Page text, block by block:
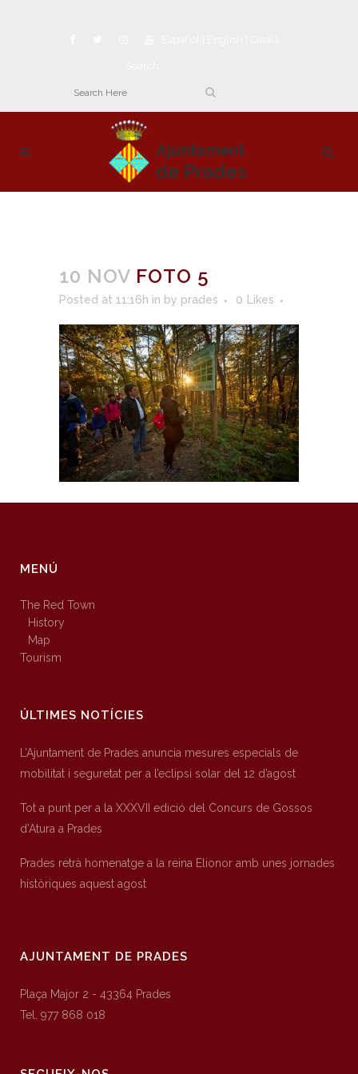
10 NOV FOTO 5
Posted at 11:16h in by prades 0 Likes
MENÚ
The Red Town
History
Map
Tourism
ÚLTIMES NOTÍCIES
L’Ajuntament de Prades anuncia mesures especials de
mobilitat i seguretat per a l’eclipsi solar del 12 d’agost
Tot a punt per a la XXXVII edició del Concurs de Gossos
d’Atura a Prades
Prades retrà homenatge a la reina Elionor amb unes jornades
històriques aquest agost
AJUNTAMENT DE PRADES
Plaça Major 2 - 43364 Prades
Tel. 977 868 018